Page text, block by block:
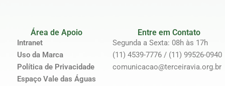
Área de Apoio
Intranet
Uso da Marca
Política de Privacidade
Espaço Vale das Águas
Entre em Contato
Segunda a Sexta: 08h às 17h
(11) 4539-7776 / (11) 99526-0940
comunicacao@terceiravia.org.br